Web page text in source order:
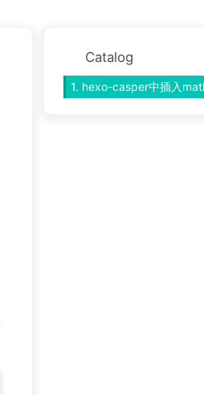
Catalog
1. hexo-casper中插入